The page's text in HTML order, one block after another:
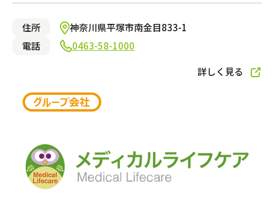
住所
神奈川県平塚市南金目833-1
電話
0463-58-1000
詳しく見る